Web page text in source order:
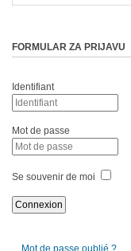
FORMULAR ZA PRIJAVU
Identifiant
Mot de passe
Se souvenir de moi
Mot de passe oublié ?